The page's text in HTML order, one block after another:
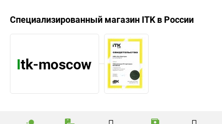
Специализированный магазин ITKв России